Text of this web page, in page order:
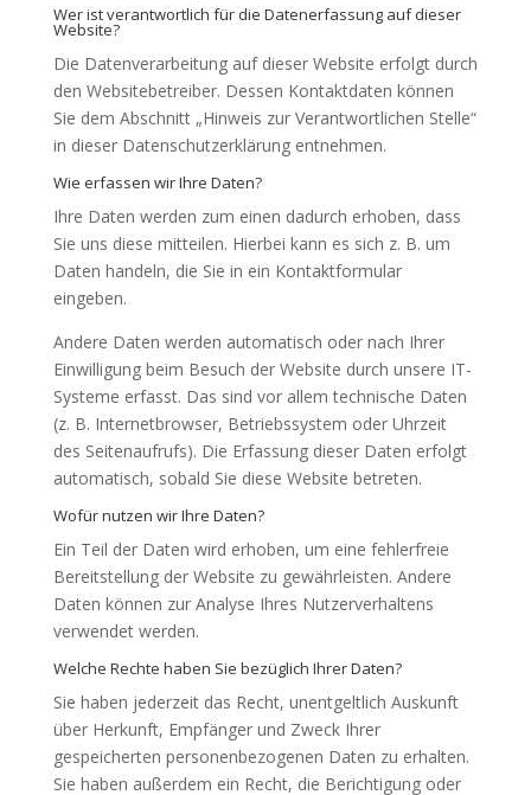
Wer ist verantwortlich für die Datenerfassung auf dieser
Website?
Die Datenverarbeitung auf dieser Website erfolgt durch
den Websitebetreiber. Dessen Kontaktdaten können
Sie dem Abschnitt „Hinweis zur Verantwortlichen Stelle“
in dieser Datenschutzerklärung entnehmen.
Wie erfassen wir Ihre Daten?
Ihre Daten werden zum einen dadurch erhoben, dass
Sie uns diese mitteilen. Hierbei kann es sich z. B. um
Daten handeln, die Sie in ein Kontaktformular
eingeben.
Andere Daten werden automatisch oder nach Ihrer
Einwilligung beim Besuch der Website durch unsere IT-
Systeme erfasst. Das sind vor allem technische Daten
(z. B. Internetbrowser, Betriebssystem oder Uhrzeit
des Seitenaufrufs). Die Erfassung dieser Daten erfolgt
automatisch, sobald Sie diese Website betreten.
Wofür nutzen wir Ihre Daten?
Ein Teil der Daten wird erhoben, um eine fehlerfreie
Bereitstellung der Website zu gewährleisten. Andere
Daten können zur Analyse Ihres Nutzerverhaltens
verwendet werden.
Welche Rechte haben Sie bezüglich Ihrer Daten?
Sie haben jederzeit das Recht, unentgeltlich Auskunft
über Herkunft, Empfänger und Zweck Ihrer
gespeicherten personenbezogenen Daten zu erhalten.
Sie haben außerdem ein Recht, die Berichtigung oder